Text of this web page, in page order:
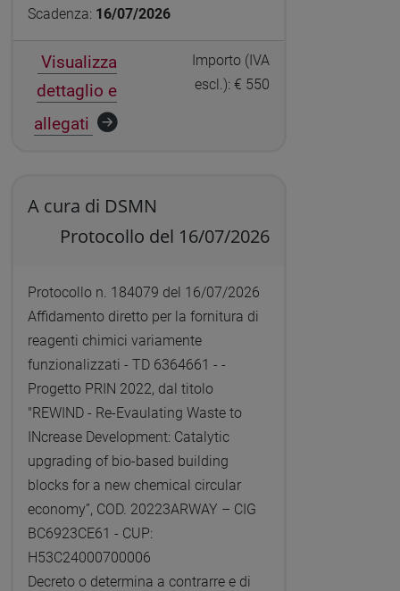
Scadenza: 16/07/2026
Visualizza
dettaglio e
allegati
Importo (IVA
escl.): € 550
A cura di DSMN
Protocollo del 16/07/2026
Protocollo n. 184079 del 16/07/2026
Affidamento diretto per la fornitura di
reagenti chimici variamente
funzionalizzati - TD 6364661 - -
Progetto PRIN 2022, dal titolo
"REWIND - Re-Evaulating Waste to
INcrease Development: Catalytic
upgrading of bio-based building
blocks for a new chemical circular
economy”, COD. 20223ARWAY – CIG
BC6923CE61 - CUP:
H53C24000700006
Decreto o determina a contrarre e di